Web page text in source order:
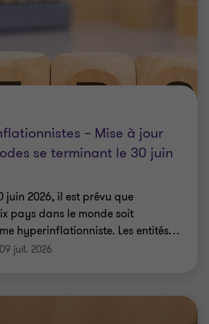
– Mise à jour
se terminant le 30 juin
juin 2026, il est prévu que
pays dans le monde soit
hyperinflationniste. Les entités…
09 juil. 2026